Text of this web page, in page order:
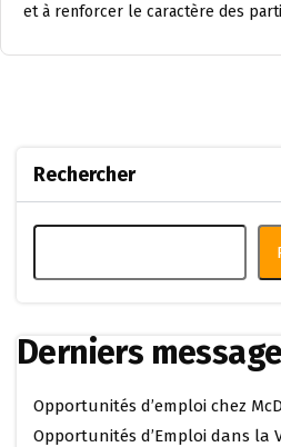
et à renforcer le caractère des
Rechercher
Derniers
Opportunités d’emploi chez
Opportunités d’Emploi dans la